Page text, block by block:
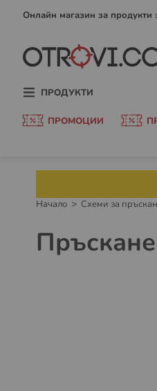
Онлайн магазин за продукти
ПРОДУКТИ
ПРОМОЦИИ
Начало Схеми за